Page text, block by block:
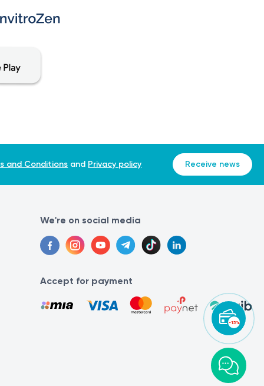
-15%
and Conditions and Privacy policy Receive news
We're on social media
Accept for payment